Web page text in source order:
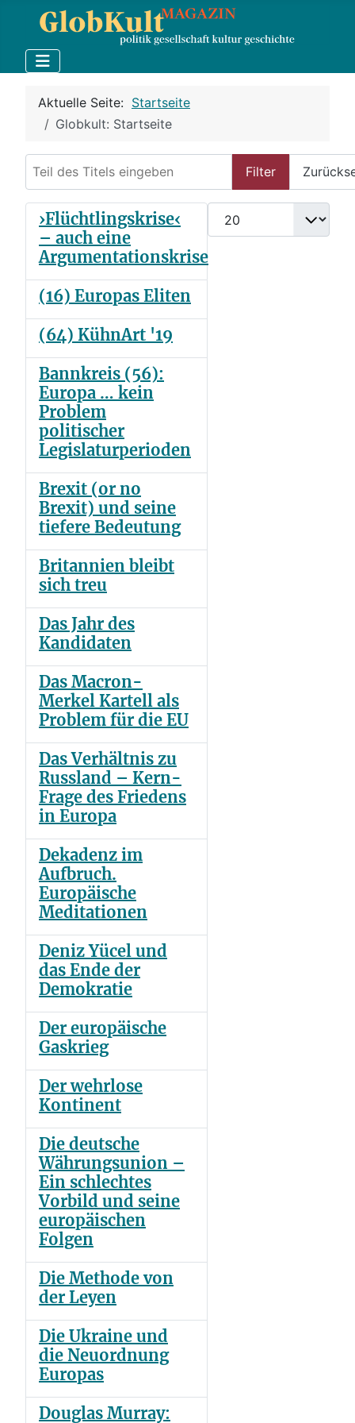
Aktuelle Seite: Startseite
Globkult: Startseite
Filter
Anzeige #
›Flüchtlingskrise‹
– auch eine
Argumentationskrise
(16) Europas Eliten
(64) KühnArt '19
Bannkreis (56):
Europa … kein
Problem
politischer
Legislaturperioden
Brexit (or no
Brexit) und seine
tiefere Bedeutung
Britannien bleibt
sich treu
Das Jahr des
Kandidaten
Das Macron-
Merkel Kartell als
Problem für die EU
Das Verhältnis zu
Russland – Kern-
Frage des Friedens
in Europa
Dekadenz im
Aufbruch.
Europäische
Meditationen
Deniz Yücel und
das Ende der
Demokratie
Der europäische
Gaskrieg
Der wehrlose
Kontinent
Die deutsche
Währungsunion –
Ein schlechtes
Vorbild und seine
europäischen
Folgen
Die Methode von
der Leyen
Die Ukraine und
die Neuordnung
Europas
Douglas Murray: